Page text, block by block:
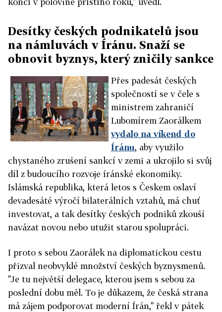
Desítky českých podnikatelů jsou
na námluvách v Íránu. Snaží se
obnovit byznys, který zničily sankce
Přes padesát českých
společností se v čele s
ministrem zahraničí
Lubomírem Zaorálkem
vydalo na víkend do
Íránu, aby využilo
chystaného zrušení sankcí v zemi a ukrojilo si svůj
díl z budoucího rozvoje íránské ekonomiky.
Islámská republika, která letos s Českem oslaví
devadesáté výročí bilaterálních vztahů, má chuť
investovat, a tak desítky českých podniků zkouší
navázat novou nebo utužit starou spolupráci.
I proto s sebou Zaorálek na diplomatickou cestu
přizval neobvyklé množství českých byznysmenů.
"Je tu největší delegace, kterou jsem s sebou za
poslední dobu měl. To je důkazem, že česká strana
má zájem podporovat moderní Írán," řekl v pátek